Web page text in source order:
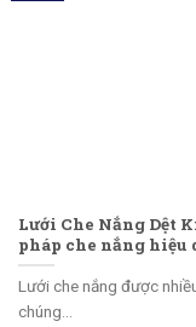
Lưới Che Nắng Dệt
pháp che nắng
Lưới che nắng được
chúng...